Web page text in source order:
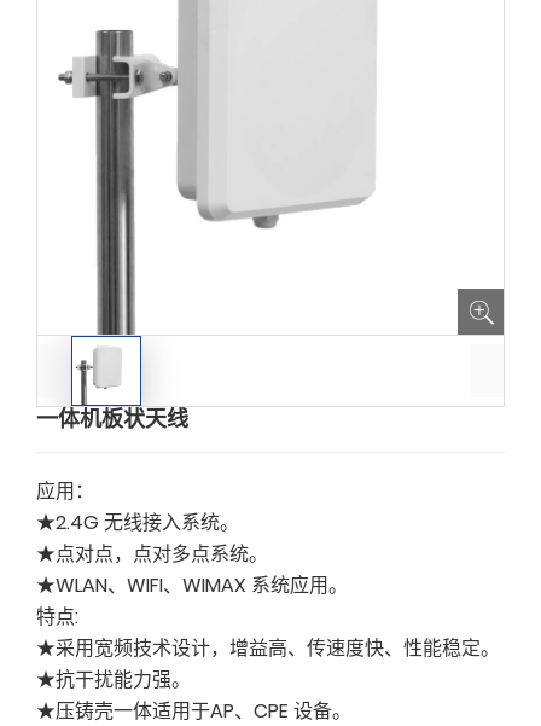
一体机板状天线
应用：
★2.4G 无线接入系统。
★点对点，点对多点系统。
★WLAN、WIFI、WIMAX 系统应用。
特点:
★采用宽频技术设计，增益高、传速度快、性能稳定。
★抗干扰能力强。
★压铸壳一体适用于AP、CPE 设备。